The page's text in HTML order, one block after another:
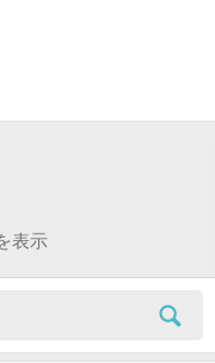
表示